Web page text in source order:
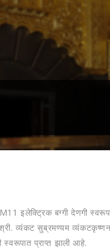
इलेक्ट्रिक बग्गी देणगी
व्यंकट सुब्रमण्यम व्यंकटकृष्णन
स्वरूपात प्राप्त झाली आहे.